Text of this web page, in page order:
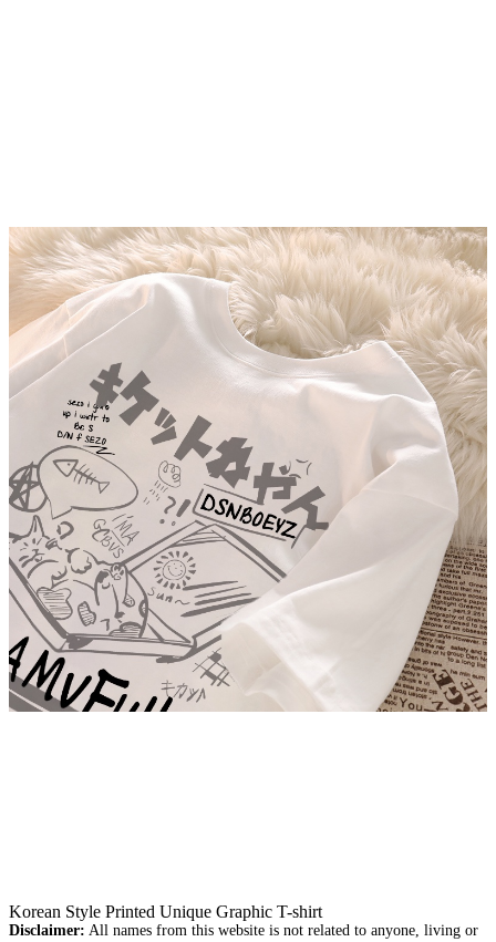
Korean Style Printed Unique Graphic T-shirt
Disclaimer: All names from this website is not related to anyone, living or